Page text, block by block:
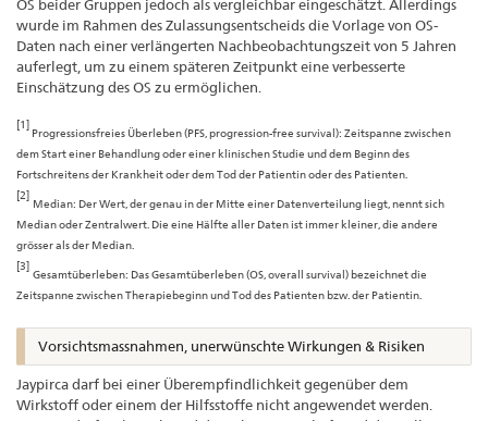
OS beider Gruppen jedoch als vergleichbar eingeschätzt. Allerdings
wurde im Rahmen des Zulassungsentscheids die Vorlage von OS-
Daten nach einer verlängerten Nachbeobachtungszeit von 5 Jahren
auferlegt, um zu einem späteren Zeitpunkt eine verbesserte
Einschätzung des OS zu ermöglichen.
[1]
Progressionsfreies Überleben (PFS, progression-free survival): Zeitspanne zwischen
dem Start einer Behandlung oder einer klinischen Studie und dem Beginn des
Fortschreitens der Krankheit oder dem Tod der Patientin oder des Patienten.
[2]
Median: Der Wert, der genau in der Mitte einer Datenverteilung liegt, nennt sich
Median oder Zentralwert. Die eine Hälfte aller Daten ist immer kleiner, die andere
grösser als der Median.
[3]
Gesamtüberleben: Das Gesamtüberleben (OS, overall survival) bezeichnet die
Zeitspanne zwischen Therapiebeginn und Tod des Patienten bzw. der Patientin.
Vorsichtsmassnahmen, unerwünschte Wirkungen & Risiken
Jaypirca darf bei einer Überempfindlichkeit gegenüber dem
Wirkstoff oder einem der Hilfsstoffe nicht angewendet werden.